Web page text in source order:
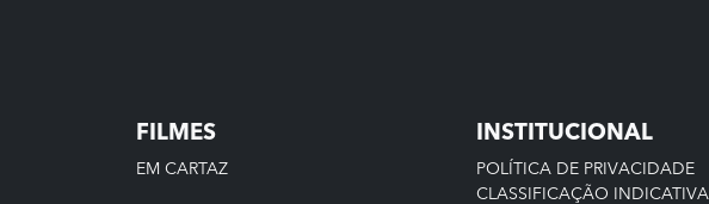
FILMES
EM CARTAZ
INSTITUCIONAL
POLÍTICA DE PRIVACIDADE
CLASSIFICAÇÃO INDICATIVA